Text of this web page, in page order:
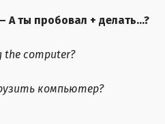
– А ты пробовал + делать…?
the computer?
компьютер?